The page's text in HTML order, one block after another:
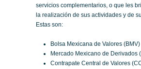
servicios complementarios, o que les
la realización de sus actividades y de
Estas son:
Bolsa Mexicana de Valores (BMV)
Mercado Mexicano de Derivados
Contrapate Central de Valores